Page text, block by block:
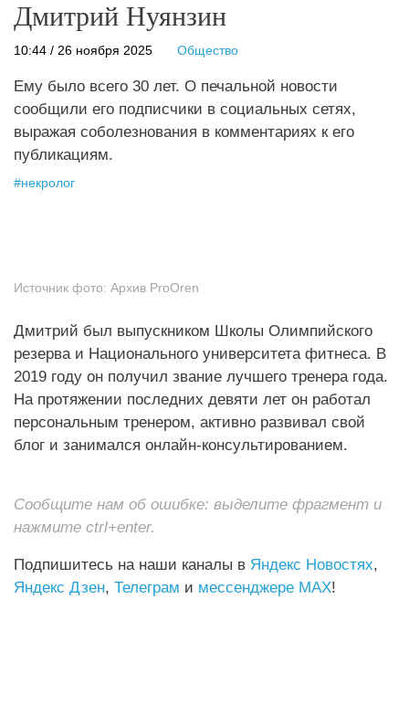
Дмитрий Нуянзин
10:44 / 26 ноября 2025 Общество
Ему было всего 30 лет. О печальной новости
сообщили его подписчики в социальных сетях,
выражая соболезнования в комментариях к его
публикациям.
#некролог
Источник фото: Архив ProOren
Дмитрий был выпускником Школы Олимпийского
резерва и Национального университета фитнеса. В
2019 году он получил звание лучшего тренера года.
На протяжении последних девяти лет он работал
персональным тренером, активно развивал свой
блог и занимался онлайн-консультированием.
Сообщите нам об ошибке: выделите фрагмент и
нажмите ctrl+enter.
Подпишитесь на наши каналы в Яндекс Новостях,
Яндекс Дзен, Телеграм и мессенджере MAX!